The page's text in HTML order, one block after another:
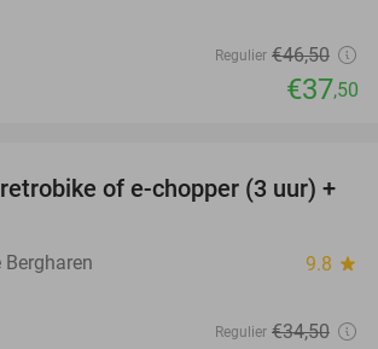
Regulier €46,50
€37,50
35%
of e-chopper (3 uur) +
Bergharen 9.8 star
Regulier €34,50